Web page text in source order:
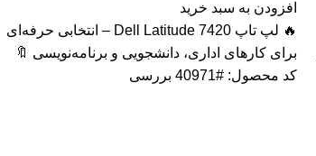
افزودن به سبد خرید
🔥 لپ تاپ Dell Latitude 7420 – انتخابی حرفه‌ای
برای کارهای اداری، دانشجویی و برنامه‌نویسی 🔖
کد محصول: #40971 بررسی